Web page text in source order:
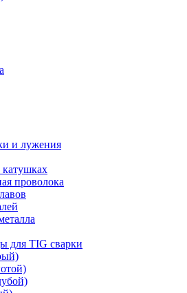
и лужения
катушках
проволока
для TIG сварки